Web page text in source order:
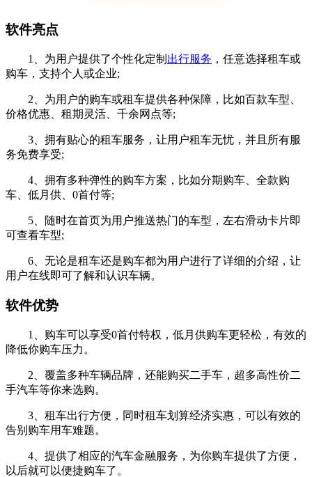
软件亮点
1、为用户提供了个性化定制 出行服务 ，任意选择租车或
购车，支持个人或企业;
2、为用户的购车或租车提供各种保障，比如百款车型、
价格优惠、租期灵活、千余网点等;
3、拥有贴心的租车服务，让用户租车无忧，并且所有服
务免费享受;
4、拥有多种弹性的购车方案，比如分期购车、全款购
车、低月供、0首付等;
5、随时在首页为用户推送热门的车型，左右滑动卡片即
可查看车型;
6、无论是租车还是购车都为用户进行了详细的介绍，让
用户在线即可了解和认识车辆。
软件优势
1、购车可以享受0首付特权，低月供购车更轻松，有效的
降低你购车压力。
2、覆盖多种车辆品牌，还能购买二手车，超多高性价二
手汽车等你来选购。
3、租车出行方便，同时租车划算经济实惠，可以有效的
告别购车用车难题。
4、提供了相应的汽车金融服务，为你购车提供了方便，
以后就可以便捷购车了。